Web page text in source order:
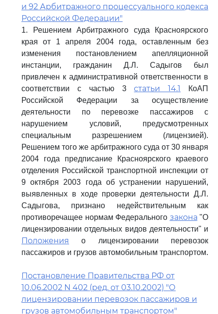
и 92 Арбитражного процессуального кодекса
Российской Федерации"
1. Решением Арбитражного суда Красноярского
края от 1 апреля 2004 года, оставленным без
изменения постановлением апелляционной
инстанции, гражданин Д.Л. Садыгов был
привлечен к административной ответственности в
соответствии с частью 3статьи 14.1
КоАП
Российской Федерации за осуществление
деятельности по перевозке пассажиров с
нарушением условий, предусмотренных
специальным разрешением (лицензией).
Решением того же арбитражного суда от 30 января
2004 года предписание Красноярского краевого
отделения Российской транспортной инспекции от
9 октября 2003 года об устранении нарушений,
выявленных в ходе проверки деятельности Д.Л.
Садыгова, признано недействительным как
противоречащее нормам Федерального закона "О
лицензировании отдельных видов деятельности" и
Положения
о лицензировании перевозок
пассажиров и грузов автомобильным транспортом.
Постановление Правительства РФ от
10.06.2002 N 402 (ред. от 03.10.2002) "О
лицензировании перевозок пассажиров и
грузов автомобильным транспортом"